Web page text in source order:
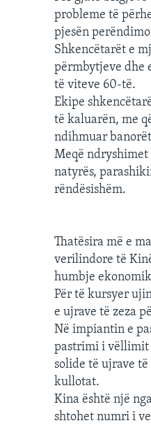
probleme të
pjesën
Shkencëtarët e
përmbytjeve dhe
të viteve 60-të.
Ekipe
të kaluarën, me
ndihmuar
Meqë
natyrës,
rëndësishëm.
Thatësira më e
verilindore të
humbje
Për të kursyer
e ujrave të zeza
Në impiantin e
pastrimi i vëllimit
solide të ujrave
kullotat.
Kina është një
shtohet numri i